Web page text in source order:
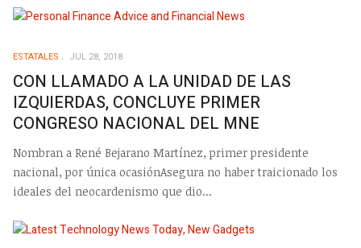
ESTATALES JUL 28, 2018
CON LLAMADO A LA UNIDAD DE LAS
IZQUIERDAS, CONCLUYE PRIMER
CONGRESO NACIONAL DEL MNE
Nombran a René Bejarano Martínez, primer presidente
nacional, por única ocasiónAsegura no haber traicionado los
ideales del neocardenismo que dio...